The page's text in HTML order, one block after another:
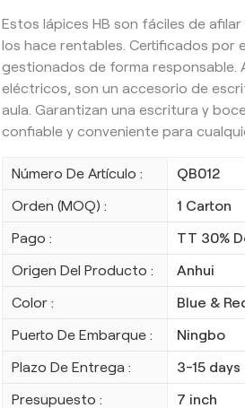
Estos lápices HB son fáciles de
los hace rentables. Certificados por
gestionados de forma responsable.
eléctricos, son un accesorio de
aula. Garantizan una escritura y
confiable y conveniente para
Número De Artículo : QB012
Orden (MOQ) : 1 Carton
Pago : TT 30%
Origen Del Producto : Anhui
Color : Blue &
Puerto De Embarque : Ningbo
Plazo De Entrega : 3-15 days
Presupuesto : 7 inch